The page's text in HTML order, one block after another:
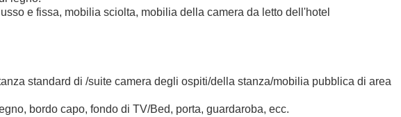
e fissa, mobilia sciolta, mobilia della camera da letto dell'hotel
standard di /suite camera degli ospiti/della stanza/mobilia pubblica di area
bordo capo, fondo di TV/Bed, porta, guardaroba, ecc.